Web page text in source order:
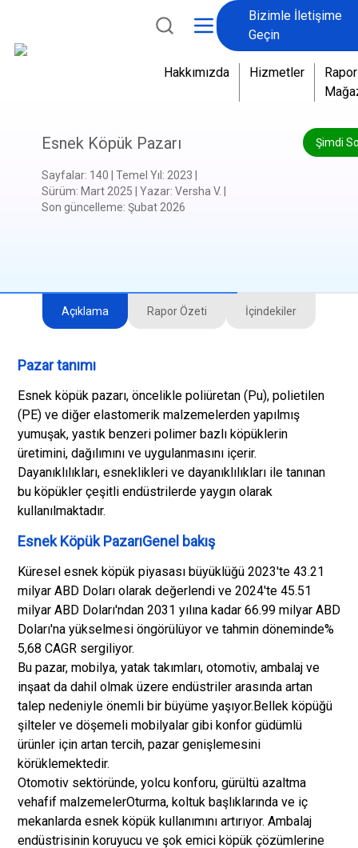
Bizimle İletişime
Geçin
Hakkımızda Hizmetler
Rapor
Şimdi
Esnek Köpük Pazarı
Sayfalar: 140 Temel Yıl : 2023
Sürüm: Mart 2025 Yazar: Versha V.
Son güncelleme: Şubat 2026
Açıklama Rapor Özeti İçindekiler
Pazar tanımı
Esnek köpük pazarı, öncelikle poliüretan (Pu), polietilen
(PE) ve diğer elastomerik malzemelerden yapılmış
yumuşak, yastık benzeri polimer bazlı köpüklerin
üretimini, dağılımını ve uygulanmasını içerir.
Dayanıklılıkları, esneklikleri ve dayanıklılıkları ile tanınan
bu köpükler çeşitli endüstrilerde yaygın olarak
kullanılmaktadır.
Esnek Köpük PazarıGenel bakış
Küresel esnek köpük piyasası büyüklüğü 2023'te 43.21
milyar ABD Doları olarak değerlendi ve 2024'te 45.51
milyar ABD Doları'ndan 2031 yılına kadar 66.99 milyar ABD
Doları'na yükselmesi öngörülüyor ve tahmin döneminde%
5,68 CAGR sergiliyor.
Bu pazar, mobilya, yatak takımları, otomotiv, ambalaj ve
inşaat da dahil olmak üzere endüstriler arasında artan
talep nedeniyle önemli bir büyüme yaşıyor.Bellek köpüğü
şilteler ve döşemeli mobilyalar gibi konfor güdümlü
ürünler için artan tercih, pazar genişlemesini
körüklemektedir.
Otomotiv sektöründe, yolcu konforu, gürültü azaltma
vehafif malzemelerOturma, koltuk başlıklarında ve iç
mekanlarda esnek köpük kullanımını artırıyor. Ambalaj
endüstrisinin koruyucu ve şok emici köpük çözümlerine